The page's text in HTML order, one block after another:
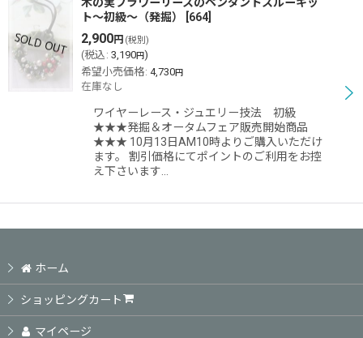
ト〜初級〜（発掘）
664
2,900円 (税別)
(税込 : 3,190円)
希望小売価格: 4,730円
在庫なし
ワイヤーレース・ジュエリー技法 初級
★★★発掘＆オータムフェア販売開始商品
★★★ 10月13日AM10時よりご購入いただけ
ます。 割引価格にてポイントのご利用をお控
え下さいます…
ホーム
ショッピングカート
マイページ